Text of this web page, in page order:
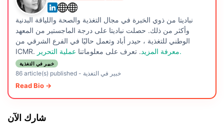
نباديتا من ذوي الخبرة في مجال التغذية والصحة واللياقة البدنية
وأكثر من ذلك. حصلت نباديتا على درجة الماجستير من المعهد
الوطني للتغذية ، حيدر أباد وتعمل حاليًا في الفرع الشرقي من
ICMR.
معرفة المزيد. تعرف على معلوماتنا عملية التحرير.
خبير في التغذية
86 article(s) published- خبير في التغذية
Read Bio →
شارك الآن